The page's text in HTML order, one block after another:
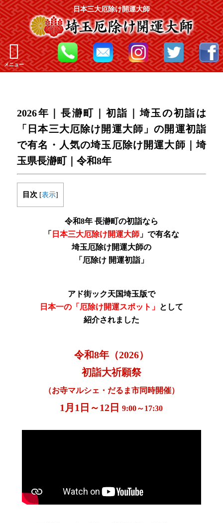
日本三大厄除け開運大師
メニュー
2026年｜長瀞町｜初詣｜埼玉の初詣は
「日本三大厄除け開運大師」の開運初詣
で有名・人気の埼玉厄除け開運大師｜埼
玉県長瀞町｜令和8年
目次 [表示]
令和8年 長瀞町の初詣なら
「 日本三大厄除け開運大師」で有名な
埼玉厄除け開運大師の
「厄除け 開運初詣」
アド街ック天国埼玉版で
日本一の「厄除け開運スポット」 として
紹介されました
令和8年（2026）
初詣大祈願祭
（お寺マルシェ・だるま市同時開催）
1月1日～12日9:00～17:30